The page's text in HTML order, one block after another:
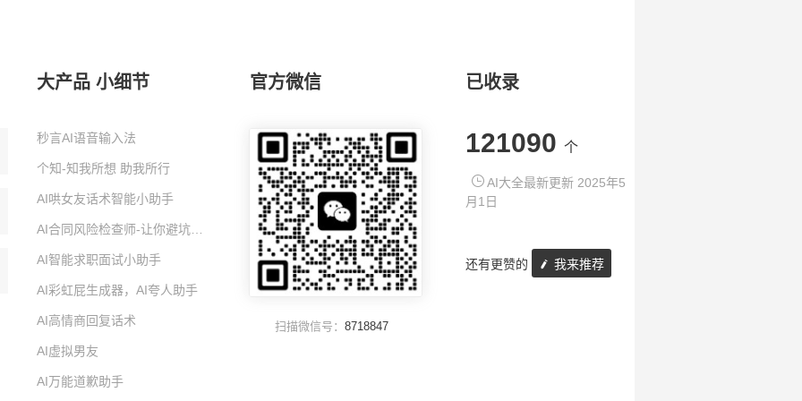
大产品 小细节
秒言AI语音输入法
个知-知我所想 助我所行
AI哄女友话术智能小助手
AI智能求职面试小助手
AI彩虹屁生成器，AI夸人助手
AI高情商回复话术
AI虚拟男友
AI万能道歉助手
官方微信
扫描微信号： 8718847
已收录
121090 个
AI大全最新更新 2025年5
月1日
还有更赞的 我来推荐